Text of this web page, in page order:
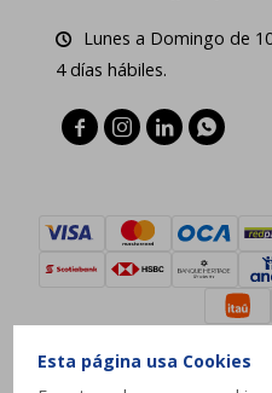
Esta página usa Cookies
Lunes a Domingo de
4 días hábiles.
   